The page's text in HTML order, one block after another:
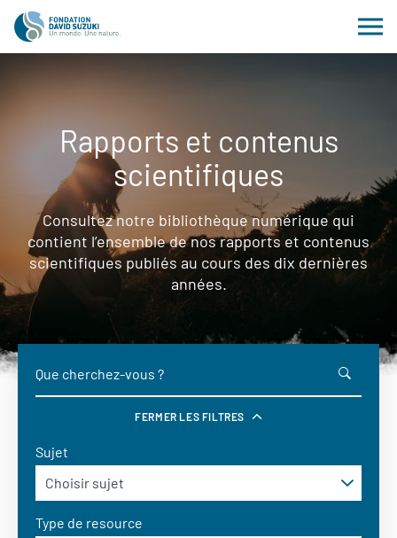
Rapports et contenus
scientifiques
Consultez notre bibliothèque numérique qui
contient l’ensemble de nos rapports et contenus
scientifiques publiés au cours des dix dernières
années.
FERMER LES FILTRES
Sujet
Type de resource